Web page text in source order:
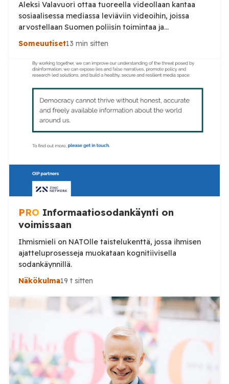
Aleksi Valavuori ottaa tuoreella videollaan kantaa
sosiaalisessa mediassa leviäviin videoihin, joissa
arvostellaan Suomen poliisin toimintaa ja
voimankäyttöä. Valavuoren mukaan videot ovat usein
luottamus poliisiin rapautuu. Aleksi Valavuori nostaa
videollaan esiin ilmiön, jonka hän kertoo yleistyneen
arvostellaan. Tilaa Posi TV […]
Someuutiset13 min sitten
PRO Informaatiosodankäynti on
voimissaan
Ihmismieli on NATOlle taistelukenttä, jossa ihmisen
ajatteluprosesseja muokataan kognitiivisella
sodankäynnillä.
Näkökulma19 t sitten